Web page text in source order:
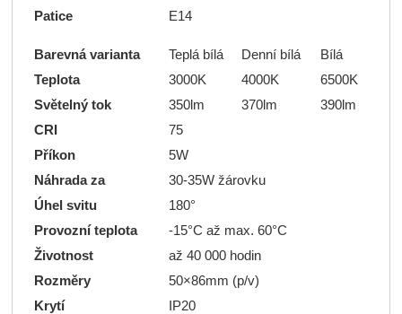
Patice E14
Barevná varianta Teplá bílá Denní bílá
Bílá
Teplota
3000K 4000K
6500K
Světelný tok
350lm 370lm
390lm
CRI
75
Příkon
5W
Náhrada za
30-35W žárovku
Úhel svitu
180°
Provozní teplota
-15°C až max. 60°C
Životnost
až 40 000 hodin
Rozměry
50×86mm (p/v)
Krytí
IP20